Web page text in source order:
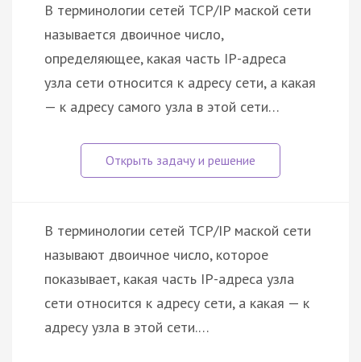
В терминологии сетей TCP/IP маской сети
называется двоичное число,
определяющее, какая часть IP-адреса
узла сети относится к адресу сети, а какая
— к адресу самого узла в этой сети…
В терминологии сетей TCP/IP маской сети
называют двоичное число, которое
показывает, какая часть IP-адреса узла
сети относится к адресу сети, а какая — к
адресу узла в этой сети.…